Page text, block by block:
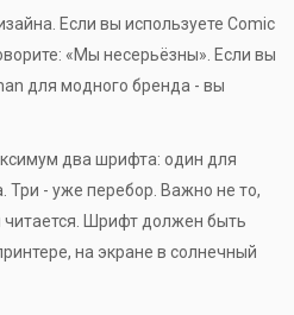
Если вы используете Comic
«Мы несерьёзны». Если вы
для модного бренда - вы
два шрифта: один для
Три - уже перебор. Важно не то,
читается. Шрифт должен быть
на экране в солнечный